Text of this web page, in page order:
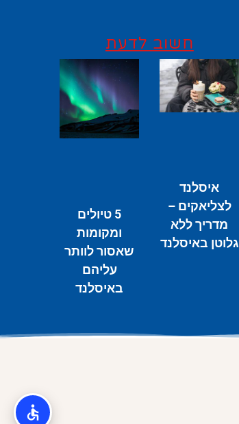
חשוב לדעת
איסלנד
לצליאקים –
מדריך ללא
גלוטן באיסלנד
5 טיולים
ומקומות
שאסור לוותר
עליהם
באיסלנד